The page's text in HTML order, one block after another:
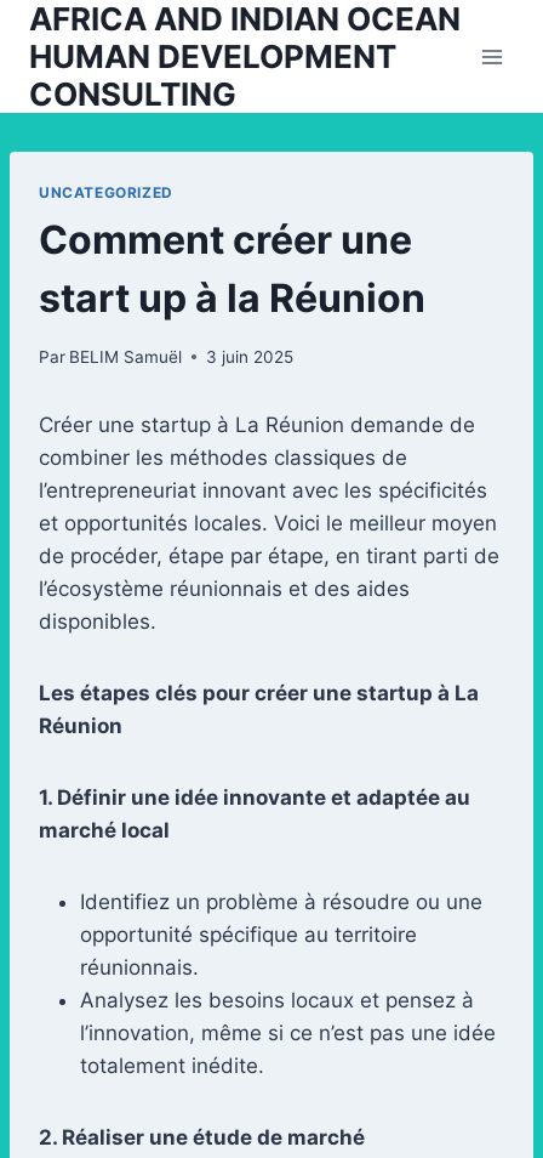
Aller
contenu
AFRICA AND INDIAN OCEAN
HUMAN DEVELOPMENT
CONSULTING
UNCATEGORIZED
Comment créer une
start up à la Réunion
Par BELIM Samuël 3 juin 2025
Créer une startup à La Réunion demande de
combiner les méthodes classiques de
l’entrepreneuriat innovant avec les spécificités
et opportunités locales. Voici le meilleur moyen
de procéder, étape par étape, en tirant parti de
l’écosystème réunionnais et des aides
disponibles.
Les étapes clés pour créer une startup à La
Réunion
1. Définir une idée innovante et adaptée au
marché local
Identifiez un problème à résoudre ou une
opportunité spécifique au territoire
réunionnais.
Analysez les besoins locaux et pensez à
l’innovation, même si ce n’est pas une idée
totalement inédite.
2. Réaliser une étude de marché